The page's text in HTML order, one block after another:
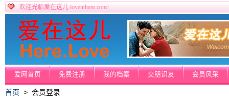
欢迎光临爱在这儿 loveinhere.com!
爱网首页 免费注册 我的档案 交朋识友 会员风采
首页 > 会员登录